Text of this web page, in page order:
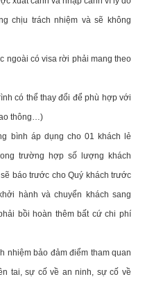
chịu trách nhiệm và sẽ không
ngoài có visa rời phải mang theo
có thể thay đổi để phù hợp với
thông…)
bình áp dụng cho 01 khách lẻ
trường hợp số lượng khách
báo trước cho Quý khách trước
hành và chuyển khách sang
bồi hoàn thêm bất cứ chi phí
nhiệm bảo đảm điểm tham quan
tai, sự cố về an ninh, sự cố về